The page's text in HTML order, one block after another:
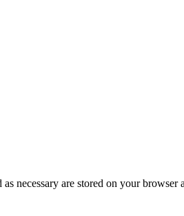
necessary are stored on your browser